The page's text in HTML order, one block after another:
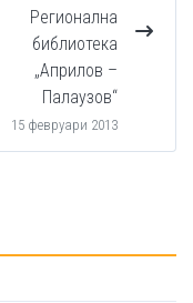
Регионална
библиотека
„Априлов –
Палаузов“
15 февруари 2013